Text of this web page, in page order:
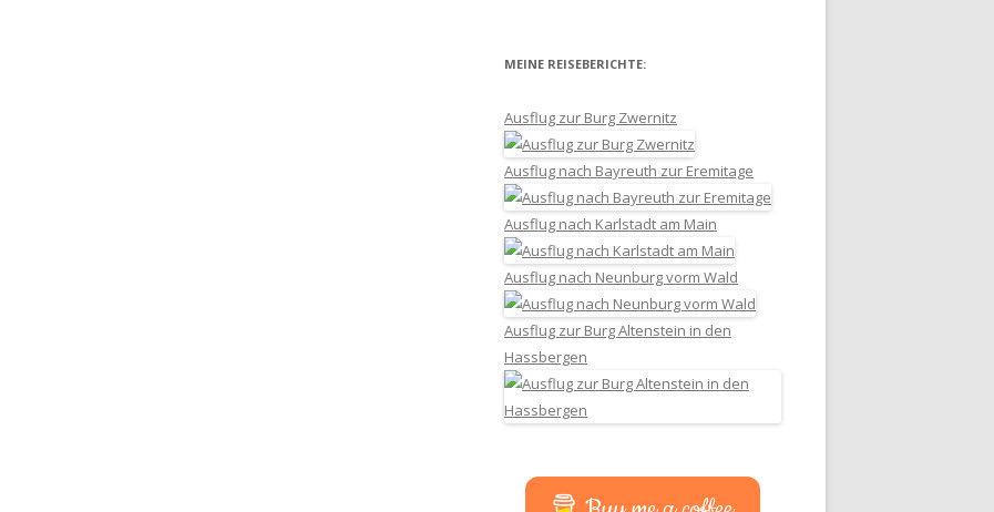
MEINE REISEBERICHTE:
Ausflug zur Burg Zwernitz
Ausflug nach Bayreuth zur Eremitage
Ausflug nach Karlstadt am Main
Ausflug nach Neunburg vorm Wald
Ausflug zur Burg Altenstein in den
Hassbergen